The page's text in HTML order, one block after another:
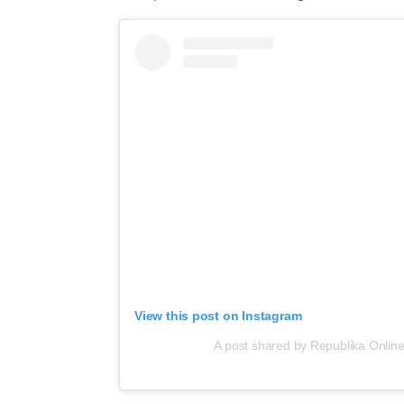
View this post on Instagram
A post shared by Republika